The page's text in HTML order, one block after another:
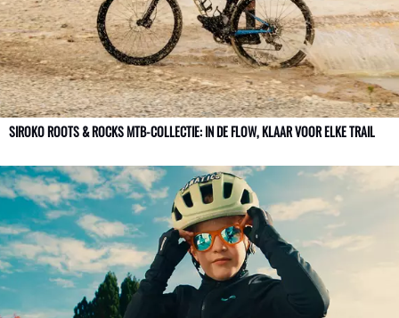
SIROKO ROOTS & ROCKS MTB-COLLECTIE: IN DE FLOW, KLAAR VOOR ELKE TRAIL